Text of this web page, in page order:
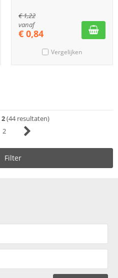
€1,22
vanaf
€ 0,84
Vergelijken
2(44 resultaten)
2
Filter